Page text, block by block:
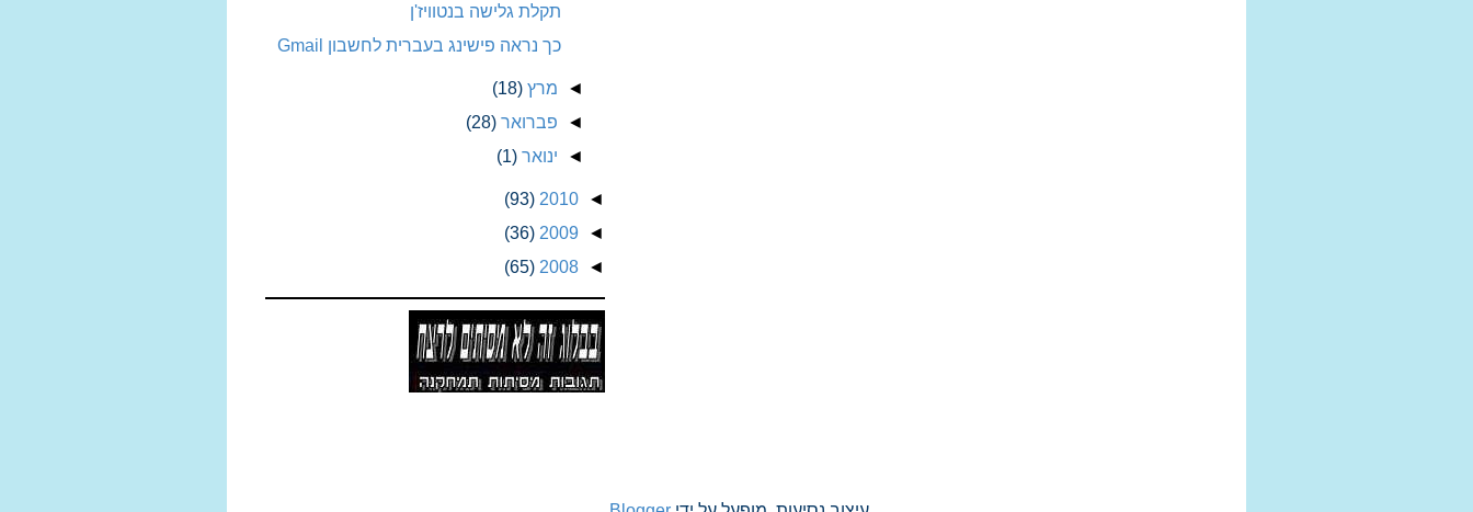
תקלת גלישה בנטוויז'ן
כך נראה פישינג בעברית לחשבון Gmail
◄ מרץ(18)
◄ פברואר(28)
◄ ינואר(1)
◄
2010
(93)
◄
2009
(36)
◄
2008
(65)